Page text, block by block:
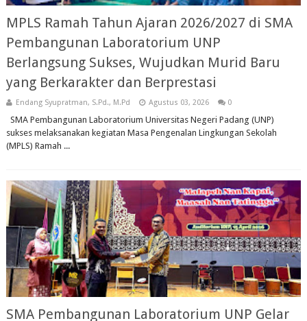
MPLS Ramah Tahun Ajaran 2026/2027 di SMA
Pembangunan Laboratorium UNP
Berlangsung Sukses, Wujudkan Murid Baru
yang Berkarakter dan Berprestasi
Endang Syupratman, S.Pd., M.Pd Agustus 03, 2026 0
SMA Pembangunan Laboratorium Universitas Negeri Padang (UNP)
sukses melaksanakan kegiatan Masa Pengenalan Lingkungan Sekolah
(MPLS) Ramah ...
SMA Pembangunan Laboratorium UNP Gelar